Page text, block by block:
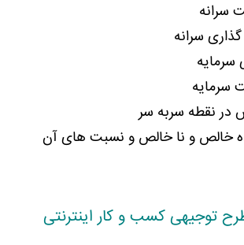
سرانه
سرانه
سرمایه
سرمایه
در نقطه سربه سر
خالص و نا خالص و نسبت های آن
توجیهی کسب و کار اینترنتی